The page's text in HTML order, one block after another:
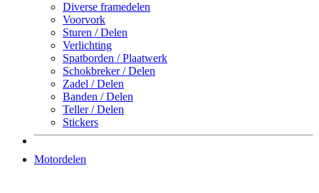
Diverse framedelen
Voorvork
Sturen / Delen
Verlichting
Spatborden / Plaatwerk
Schokbreker / Delen
Zadel / Delen
Banden / Delen
Teller / Delen
Stickers
Motordelen